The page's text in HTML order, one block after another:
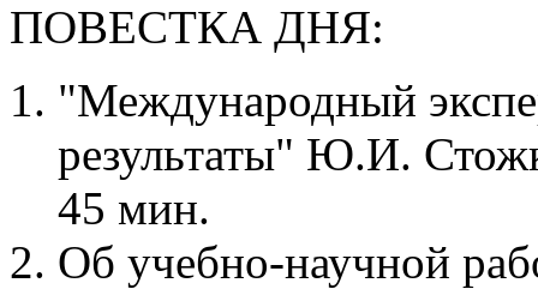
ПОВЕСТКА ДНЯ:
"Международный
результаты" Ю.И.
45 мин.
Об учебно-научной